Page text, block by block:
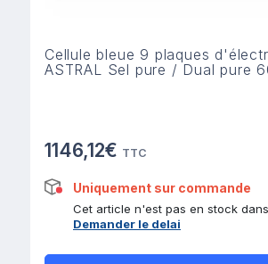
Cellule bleue 9 plaques
ASTRAL Sel pure / Dual pure
1146,12€ TTC
Uniquement sur commande
Cet article n'est pas en stock
Demander le delai